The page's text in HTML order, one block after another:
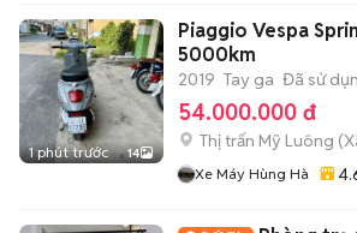
1 phút trước 14
Piaggio Vespa
5000km
2019 Tay ga Đã sử
54.000.000 đ
Thị trấn Mỹ Luông (
Xe Máy Hùng Hà